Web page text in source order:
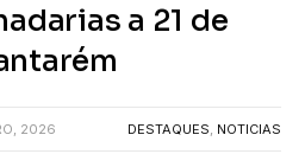
a 21 de
2026 DESTAQUES, NOTICIAS